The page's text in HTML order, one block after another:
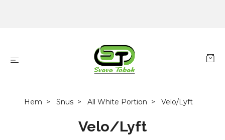
Hem Snus All White Portion Velo/Lyft
Velo/Lyft